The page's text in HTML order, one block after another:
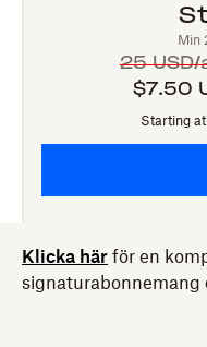
Min
25
$7.50
Starting
Klicka här för en
signaturabonnemang